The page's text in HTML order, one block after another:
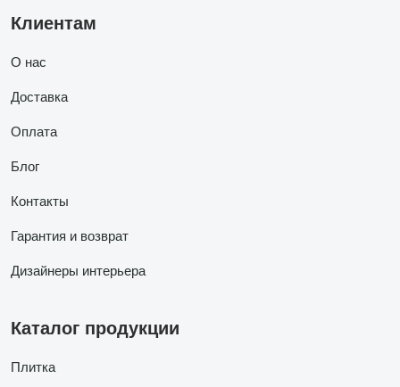
Клиентам
О нас
Доставка
Оплата
Блог
Контакты
Гарантия и возврат
Дизайнеры интерьера
Каталог продукции
Плитка